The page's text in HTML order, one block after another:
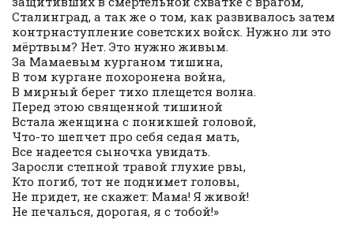
Сталинград, а так же о том, как развивалось затем
контрнаступление советских войск. Нужно ли это
мёртвым? Нет. Это нужно живым.
За Мамаевым курганом тишина,
В том кургане похоронена война,
В мирный берег тихо плещется волна.
Перед этою священной тишиной
Встала женщина с поникшей головой,
Что-то шепчет про себя седая мать,
Все надеется сыночка увидать.
Заросли степной травой глухие рвы,
Кто погиб, тот не поднимет головы,
Не придет, не скажет: Мама! Я живой!
Не печалься, дорогая, я с тобой!»